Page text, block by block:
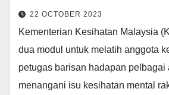
22 OCTOBER 2023
Kementerian Kesihatan Malaysia
dua modul untuk melatih anggota
petugas barisan hadapan pelbagai
menangani isu kesihatan mental